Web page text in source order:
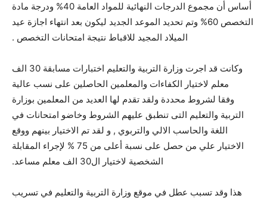
أساس أن مجموع الدرجات النهائية للمواد العامة 40% ودرجة مادة
التخصص 60% وتم تحديد الموعد الجديد ليكون بعد انتهاء اجازة عيد
الميلاد المجيد للاقباط نتيجة امتحانات التخصص .
وكانت قد اجرت وزارة التربية والتعليم اختبارات مسابقة 30 الف
معلم لاختيار الكفاءات والمعلمين الحاصلين على نسب عالية
وفقا لشروط محددة ولقد تقدم لها العديد من المعلمين بوزارة
التربية والتعليم التى تنطبق عليهم الشروط وخاضو امتحانات في
اللغة والحاسب الالي والتربوي , و لقد تم الاختيار بينهم ووقع
الاختيار علي من حصل على نسبة أعلى من 75 % لإجراء المقابلة
الشخصية لاختيار ال30 الف معلم مساعد.
هذا وقد تسبب عطل في موقع وزارة التربية والتعليم في تسريب